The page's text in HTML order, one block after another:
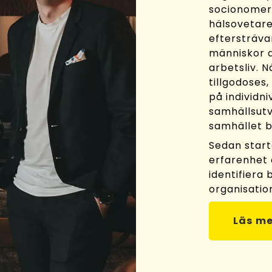
människor
arbetsliv.
på
samhället
Sedan
erfarenhet
identifiera
Läs